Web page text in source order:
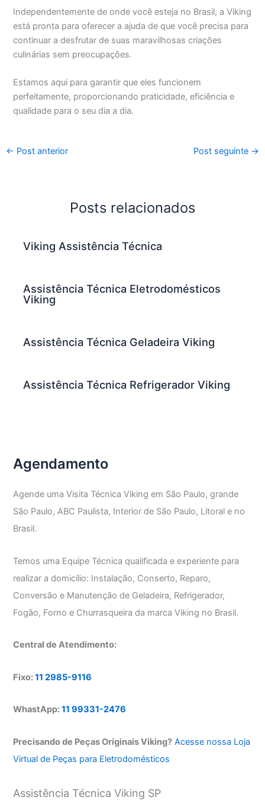
Independentemente de onde você esteja no Brasil, a Viking
está pronta para oferecer a ajuda de que você precisa para
continuar a desfrutar de suas maravilhosas criações
culinárias sem preocupações.
Estamos aqui para garantir que eles funcionem
perfeitamente, proporcionando praticidade, eficiência e
qualidade para o seu dia a dia.
← Post anterior Post seguinte →
Posts relacionados
Viking Assistência Técnica
Assistência Técnica Eletrodomésticos
Viking
Assistência Técnica Geladeira Viking
Assistência Técnica Refrigerador Viking
Agendamento
Agende uma Visita Técnica Viking em São Paulo, grande
São Paulo, ABC Paulista, Interior de São Paulo, Litoral e no
Brasil.
Temos uma Equipe Técnica qualificada e experiente para
realizar a domicílio: Instalação, Conserto, Reparo,
Conversão e Manutenção de Geladeira, Refrigerador,
Fogão, Forno e Churrasqueira da marca Viking no Brasil.
Central de Atendimento:
Fixo:11 2985-9116
WhastApp:11 99331-2476
Precisando de Peças Originais Viking? Acesse nossa Loja
Virtual de Peças para Eletrodomésticos
Assistência Técnica Viking SP